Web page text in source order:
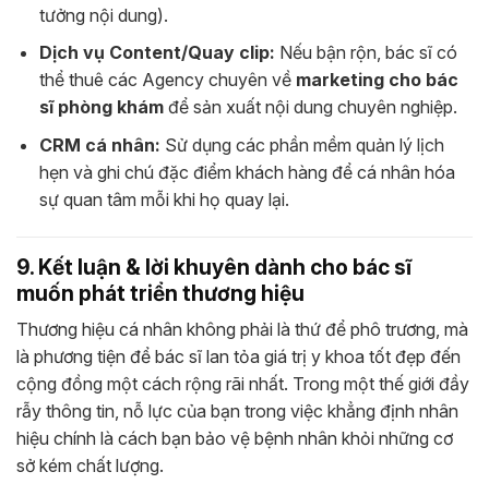
tưởng nội dung).
Dịch vụ Content/Quay clip: Nếu bận rộn, bác sĩ có
thể thuê các Agency chuyên về marketing cho bác
sĩ phòng khámđể sản xuất nội dung chuyên nghiệp.
CRM cá nhân: Sử dụng các phần mềm quản lý lịch
hẹn và ghi chú đặc điểm khách hàng để cá nhân hóa
sự quan tâm mỗi khi họ quay lại.
9. Kết luận & lời khuyên dành cho bác sĩ
muốn phát triển thương hiệu
Thương hiệu cá nhân không phải là thứ để phô trương, mà
là phương tiện để bác sĩ lan tỏa giá trị y khoa tốt đẹp đến
cộng đồng một cách rộng rãi nhất. Trong một thế giới đầy
rẫy thông tin, nỗ lực của bạn trong việc khẳng định nhân
hiệu chính là cách bạn bảo vệ bệnh nhân khỏi những cơ
sở kém chất lượng.